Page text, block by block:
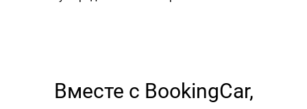
Вместе с BookingCar,